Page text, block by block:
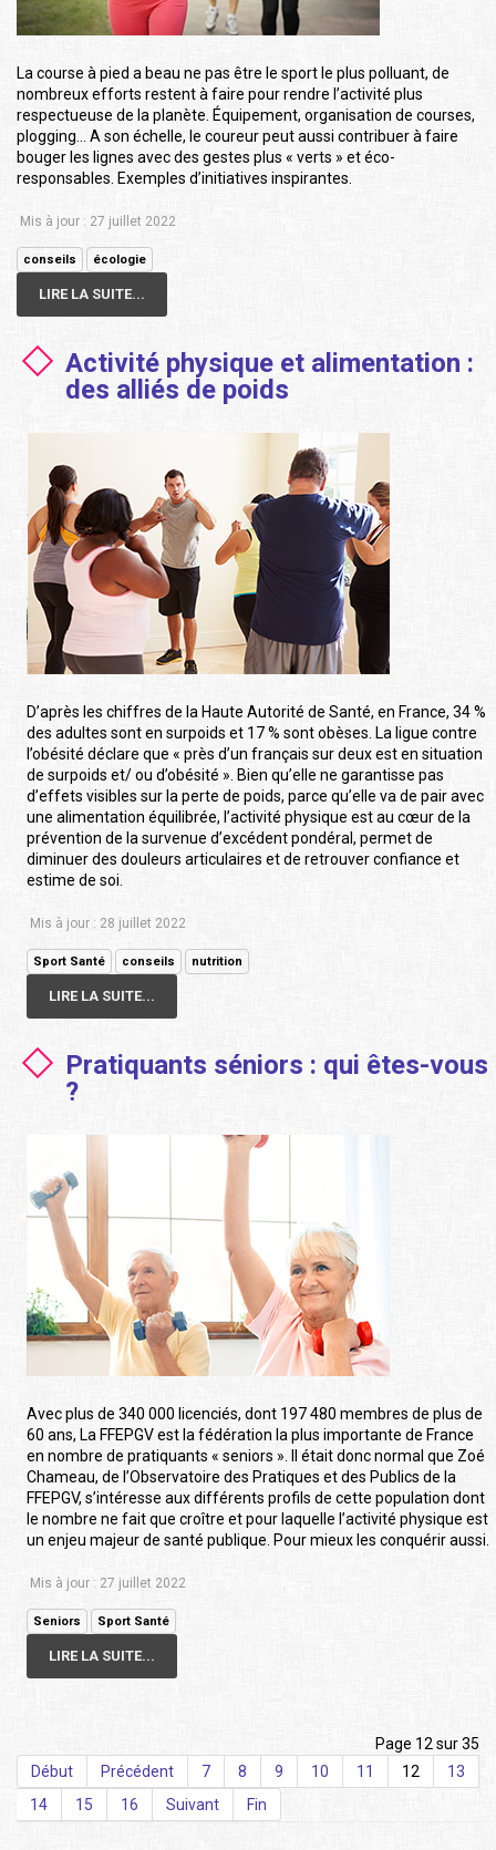
La course à pied a beau ne pas être le sport le plus polluant, de
nombreux efforts restent à faire pour rendre l’activité plus
respectueuse de la planète. Équipement, organisation de courses,
plogging… A son échelle, le coureur peut aussi contribuer à faire
bouger les lignes avec des gestes plus « verts » et éco-
responsables. Exemples d’initiatives inspirantes.
Mis à jour : 27 juillet 2022
conseils écologie
LIRE LA SUITE...
Activité physique et alimentation :
des alliés de poids
D’après les chiffres de la Haute Autorité de Santé, en France, 34 %
des adultes sont en surpoids et 17 % sont obèses. La ligue contre
l’obésité déclare que « près d’un français sur deux est en situation
de surpoids et/ ou d’obésité ». Bien qu’elle ne garantisse pas
d’effets visibles sur la perte de poids, parce qu’elle va de pair avec
une alimentation équilibrée, l’activité physique est au cœur de la
prévention de la survenue d’excédent pondéral, permet de
diminuer des douleurs articulaires et de retrouver confiance et
estime de soi.
Mis à jour : 28 juillet 2022
Sport Santé conseils nutrition
LIRE LA SUITE...
Pratiquants séniors : qui êtes-vous
?
Avec plus de 340 000 licenciés, dont 197 480 membres de plus de
60 ans, La FFEPGV est la fédération la plus importante de France
en nombre de pratiquants « seniors ». Il était donc normal que Zoé
Chameau, de l’Observatoire des Pratiques et des Publics de la
FFEPGV, s’intéresse aux différents profils de cette population dont
le nombre ne fait que croître et pour laquelle l’activité physique est
un enjeu majeur de santé publique. Pour mieux les conquérir aussi.
Mis à jour : 27 juillet 2022
Seniors Sport Santé
LIRE LA SUITE...
Page 12 sur 35
Début
Précédent 7 8 9 10 11 12
13
14
15 16 Suivant Fin